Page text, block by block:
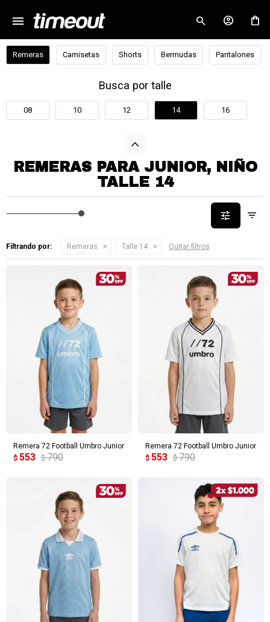
menu
Remeras Camisetas Shorts Bermudas Pantalones
Busca por talle
08 10 12 14 16
REMERAS PARA JUNIOR, NIÑO
TALLE 14
Filtrando por: Remeras Talle 14 Quitar filtros
Remera 72 Football Umbro Junior
$ 553 $ 790
Remera 72 Football Umbro Junior
$ 553 $ 790